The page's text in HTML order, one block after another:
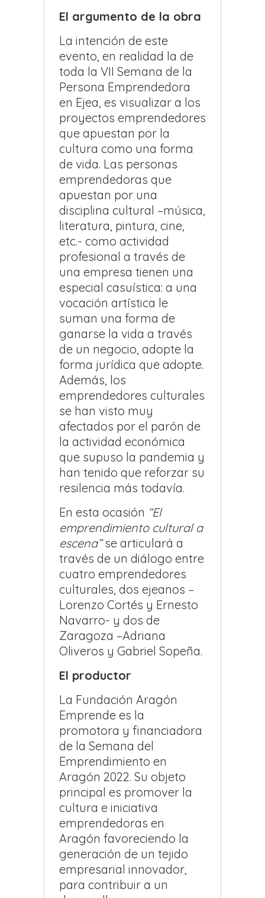
El argumento de la obra
La intención de este
evento, en realidad la de
toda la VII Semana de la
Persona Emprendedora
en Ejea, es visualizar a los
proyectos emprendedores
que apuestan por la
cultura como una forma
de vida. Las personas
emprendedoras que
apuestan por una
disciplina cultural –música,
literatura, pintura, cine,
etc.- como actividad
profesional a través de
una empresa tienen una
especial casuística: a una
vocación artística le
suman una forma de
ganarse la vida a través
de un negocio, adopte la
forma jurídica que adopte.
Además, los
emprendedores culturales
se han visto muy
afectados por el parón de
la actividad económica
que supuso la pandemia y
han tenido que reforzar su
resilencia más todavía.
En esta ocasión “El
emprendimiento cultural a
escena”se articulará a
través de un diálogo entre
cuatro emprendedores
culturales, dos ejeanos –
Lorenzo Cortés y Ernesto
Navarro- y dos de
Zaragoza –Adriana
Oliveros y Gabriel Sopeña.
El productor
La Fundación Aragón
Emprende es la
promotora y financiadora
de la Semana del
Emprendimiento en
Aragón 2022. Su objeto
principal es promover la
cultura e iniciativa
emprendedoras en
Aragón favoreciendo la
generación de un tejido
empresarial innovador,
para contribuir a un